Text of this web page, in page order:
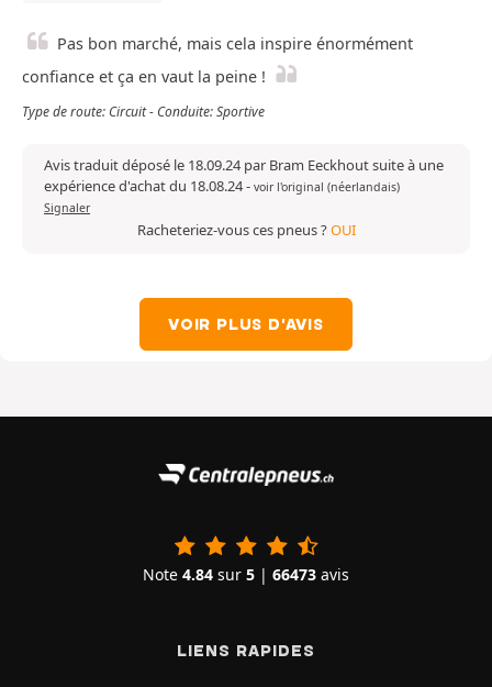
Pas bon marché, mais cela inspire énormément
confiance et ça en vaut la peine !
Type de route: Circuit - Conduite: Sportive
Avis traduit déposé le 18.09.24 par Bram Eeckhout suite à une
expérience d'achat du 18.08.24- voir l'original (néerlandais)
Signaler
Racheteriez-vous ces pneus ?OUI
VOIR PLUS D'AVIS
Note 4.84 sur 5 | 66473 avis
LIENS RAPIDES